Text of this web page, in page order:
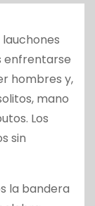
lauchones
enfrentarse
hombres y,
mano
Los
sin
la bandera